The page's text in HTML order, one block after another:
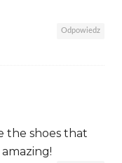
Odpowiedz
the shoes that